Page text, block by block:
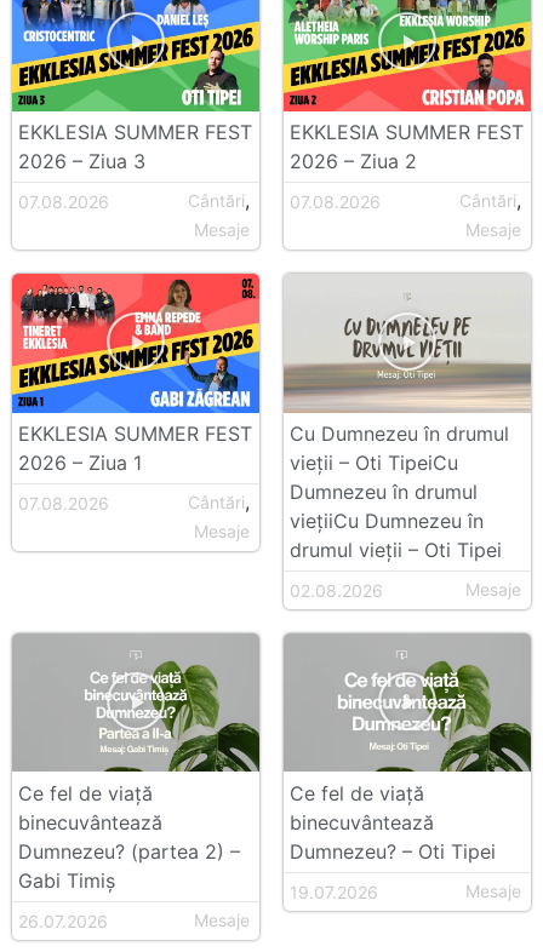
EKKLESIA SUMMER FEST
2026 – Ziua 3
07.08.2026 Cântări,
Mesaje
EKKLESIA SUMMER FEST
2026 – Ziua 2
07.08.2026 Cântări,
Mesaje
EKKLESIA SUMMER FEST
2026 – Ziua 1
07.08.2026 Cântări,
Mesaje
Cu Dumnezeu în drumul
vieții – Oti TipeiCu
Dumnezeu în drumul
viețiiCu Dumnezeu în
drumul vieții – Oti Tipei
02.08.2026 Mesaje
Ce fel de viață
binecuvântează
Dumnezeu? (partea 2) –
Gabi Timiș
26.07.2026 Mesaje
Ce fel de viață
binecuvântează
Dumnezeu? – Oti Tipei
19.07.2026 Mesaje